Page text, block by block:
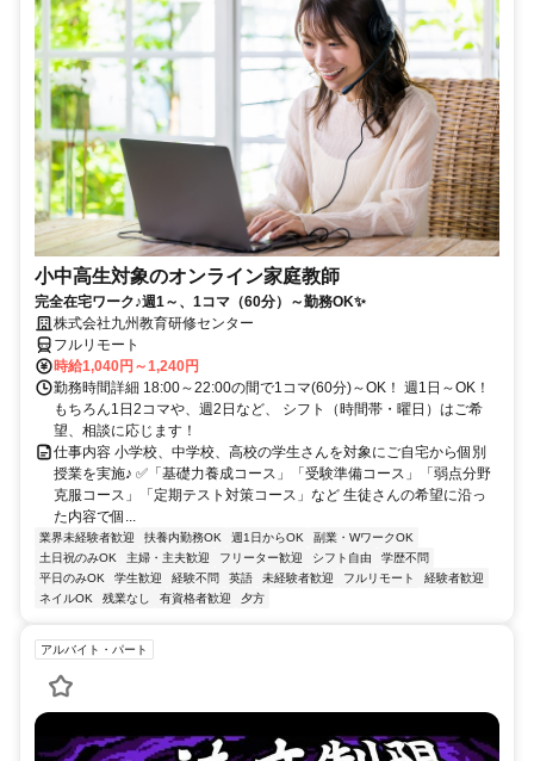
小中高生対象のオンライン家庭教師
完全在宅ワーク♪週1～、1コマ（60分）～勤務OK✨
株式会社九州教育研修センター
フルリモート
時給1,040円～1,240円
勤務時間詳細 18:00～22:00の間で1コマ(60分)～OK！ 週1日～OK！
もちろん1日2コマや、週2日など、 シフト（時間帯・曜日）はご希
望、相談に応じます！
仕事内容 小学校、中学校、高校の学生さんを対象にご自宅から個別
授業を実施♪ ✅「基礎力養成コース」「受験準備コース」「弱点分野
克服コース」「定期テスト対策コース」など 生徒さんの希望に沿っ
た内容で個...
業界未経験者歓迎 扶養内勤務OK 週1日からOK
副業・WワークOK
土日祝のみOK
主婦・主夫歓迎 フリーター歓迎 シフト自由
学歴不問
平日のみOK
学生歓迎 経験不問 英語 未経験者歓迎 フルリモート
経験者歓迎
ネイルOK
残業なし 有資格者歓迎 夕方
アルバイト・パート